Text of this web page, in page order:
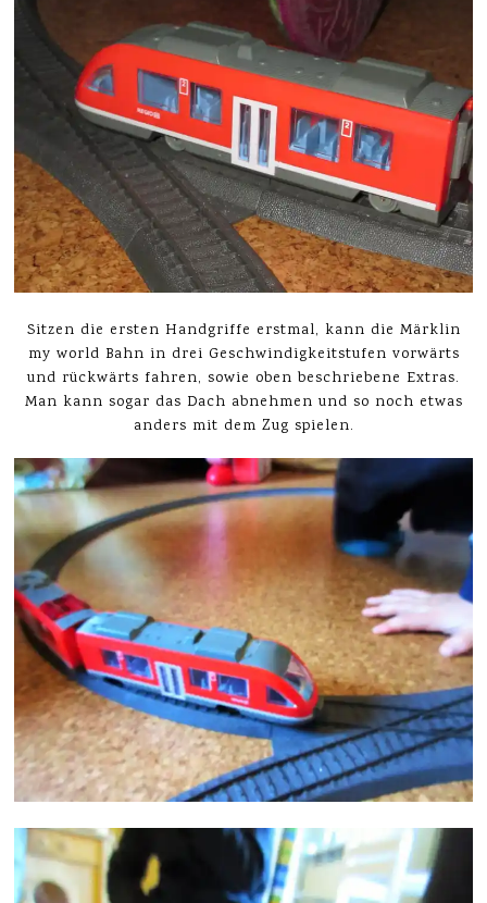
Sitzen die ersten Handgriffe erstmal, kann die Märklin
my world Bahn in drei Geschwindigkeitstufen vorwärts
und rückwärts fahren, sowie oben beschriebene Extras.
Man kann sogar das Dach abnehmen und so noch etwas
anders mit dem Zug spielen.